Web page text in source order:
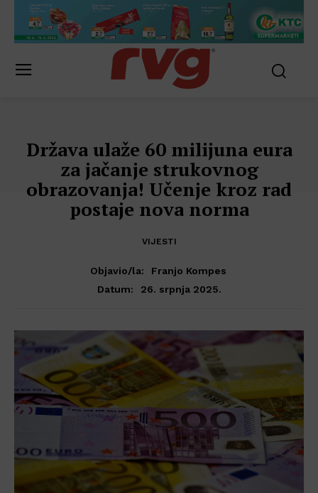
Država ulaže 60 milijuna eura
za jačanje strukovnog
obrazovanja! Učenje kroz rad
postaje nova norma
VIJESTI
Objavio/la:
Franjo Kompes
Datum:
26. srpnja 2025.